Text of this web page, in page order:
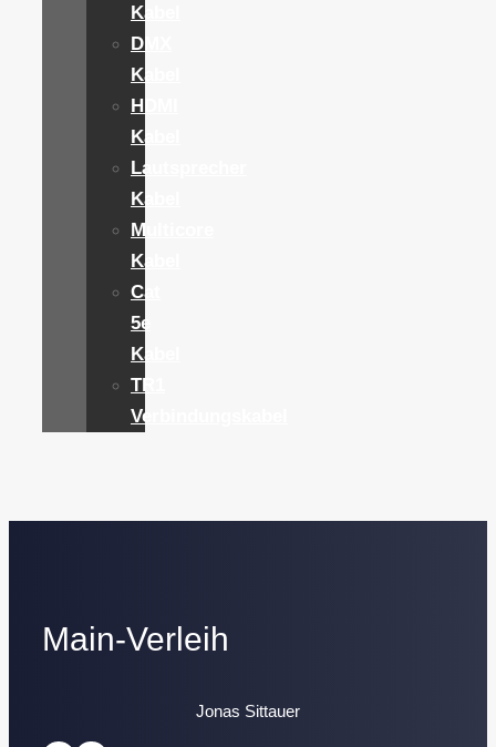
Kabel
DMX
Kabel
HDMI
Kabel
Lautsprecher
Kabel
Multicore
Kabel
Cat
5e
Kabel
TR1
Verbindungskabel
Main-Verleih
Jonas Sittauer